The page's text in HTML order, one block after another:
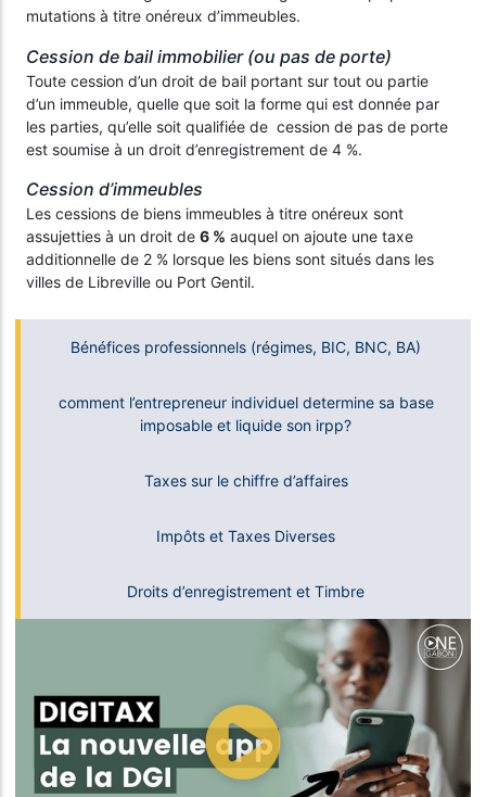
Bénéfices professionnels (régimes, BIC, BNC, BA)
comment l’entrepreneur individuel determine sa base
imposable et liquide son irpp?
Taxes sur le chiffre d’affaires
Impôts et Taxes Diverses
Droits d’enregistrement et Timbre
mutations à titre onéreux d’immeubles.
Cession de bail immobilier (ou pas de porte)
Toute cession d’un droit de bail portant sur tout ou partie
d’un immeuble, quelle que soit la forme qui est donnée par
les parties, qu’elle soit qualifiée de cession de pas de porte
est soumise à un droit d’enregistrement de 4 %.
Cession d’immeubles
Les cessions de biens immeubles à titre onéreux sont
assujetties à un droit de 6 % auquel on ajoute une taxe
additionnelle de 2 % lorsque les biens sont situés dans les
villes de Libreville ou Port Gentil.